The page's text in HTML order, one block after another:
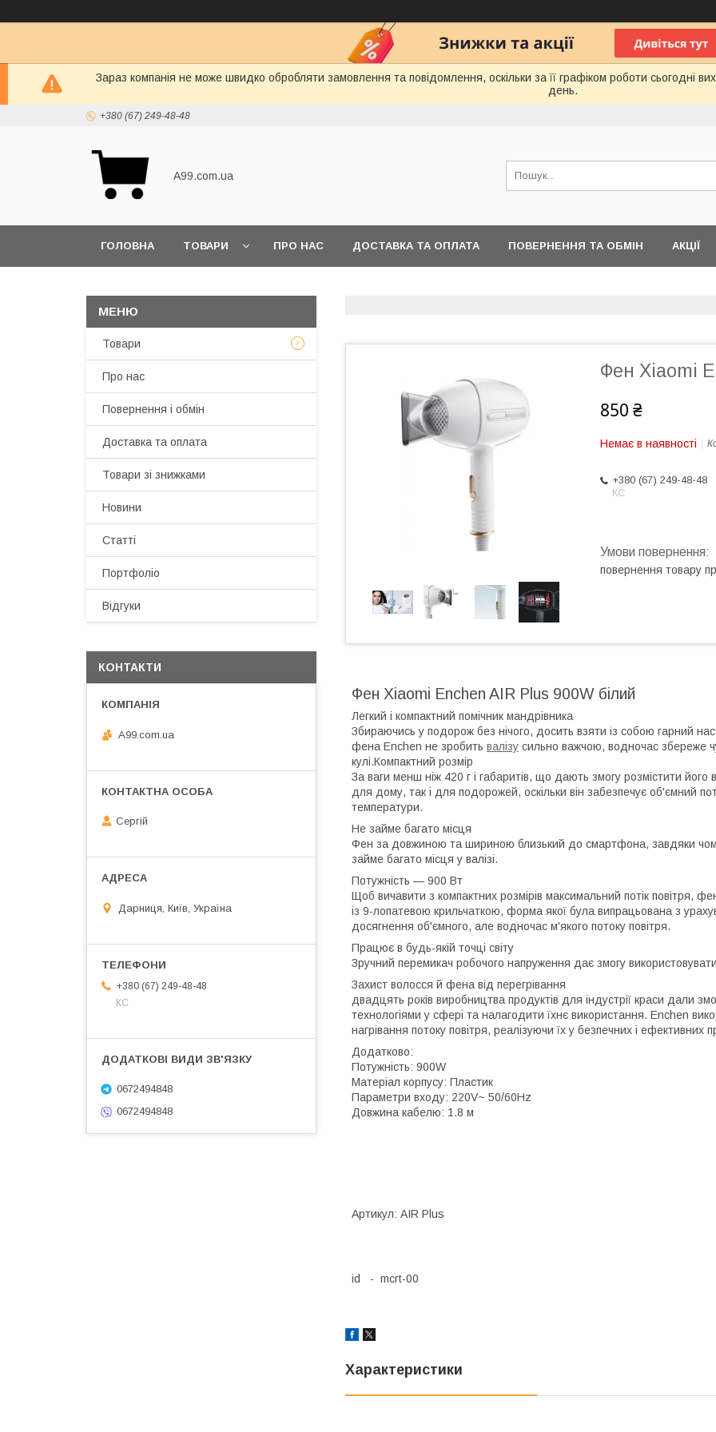
Зараз компанія не може швидко обробляти замовлення та повідомлення, оскільки за її графіком роботи сьогодні
день.
+380 (67) 249-48-48
A99.com.ua
ГОЛОВНА ТОВАРИ ПРО НАС ДОСТАВКА ТА ОПЛАТА ПОВЕРНЕННЯ ТА ОБМІН АКЦІЇ
Фен Xiaomi
850 ₴
Немає в наявності
+380 (67) 249-48-48
КС
повернення товару
Фен Xiaomi Enchen AIR Plus 900W білий
Легкий і компактний помічник мандрівника
Збираючись у подорож без нічого, досить взяти із собою гарний
фена Enchen не зробить валізу сильно важчою, водночас збереже
кулі.Компактний розмір
За ваги менш ніж 420 г і габаритів, що дають змогу розмістити
для дому, так і для подорожей, оскільки він забезпечує об'ємний
температури.
Не займе багато місця
Фен за довжиною та шириною близький до смартфона, завдяки чому
займе багато місця у валізі.
Потужність — 900 Вт
Щоб вичавити з компактних розмірів максимальний потік повітря,
із 9-лопатевою крильчаткою, форма якої була випрацьована з
досягнення об'ємного, але водночас м'якого потоку повітря.
Працює в будь-якій точці світу
Зручний перемикач робочого напруження дає змогу
Захист волосся й фена від перегрівання
двадцять років виробництва продуктів для індустрії краси дали
технологіями у сфері та налагодити їхнє використання. Enchen
нагрівання потоку повітря, реалізуючи їх у безпечних і ефективних
Додатково:
Потужність: 900W
Матеріал корпусу: Пластик
Параметри входу: 220V~ 50/60Hz
Довжина кабелю: 1.8 м
Артикул: AIR Plus
id - mcrt-00
Характеристики
Товари
Про нас
Повернення і обмін
Доставка та оплата
Товари зі знижками
Новини
Статті
Портфоліо
Відгуки
КОНТАКТИ
A99.com.ua
Сергій
Дарниця, Київ, Україна
+380 (67) 249-48-48
КС
0672494848
0672494848